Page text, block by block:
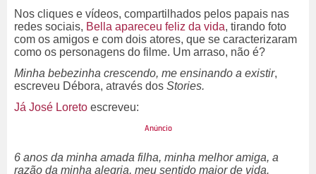
Nos cliques e vídeos, compartilhados pelos papais nas
redes sociais, Bella apareceu feliz da vida, tirando foto
com os amigos e com dois atores, que se caracterizaram
como os personagens do filme. Um arraso, não é?
Minha bebezinha crescendo, me ensinando a existir,
escreveu Débora, através dos Stories.
Já José Loreto escreveu:
6 anos da minha amada filha, minha melhor amiga, a
razão da minha alegria, meu sentido maior de vida.